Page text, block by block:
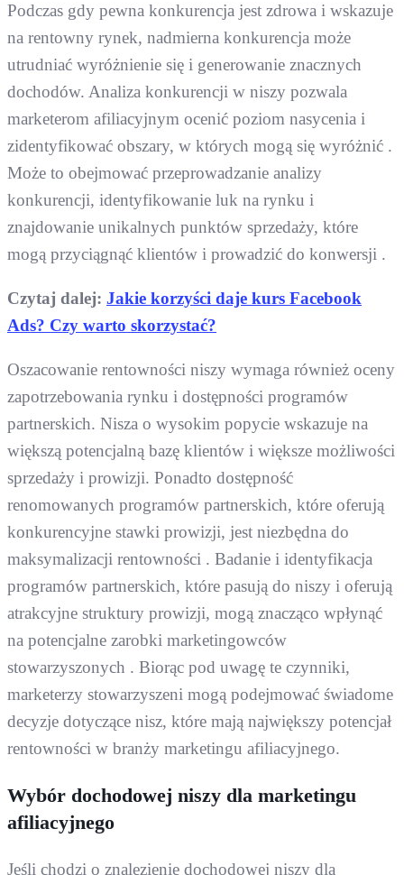
Podczas gdy pewna konkurencja jest zdrowa i wskazuje
na rentowny rynek, nadmierna konkurencja może
utrudniać wyróżnienie się i generowanie znacznych
dochodów. Analiza konkurencji w niszy pozwala
marketerom afiliacyjnym ocenić poziom nasycenia i
zidentyfikować obszary, w których mogą się wyróżnić .
Może to obejmować przeprowadzanie analizy
konkurencji, identyfikowanie luk na rynku i
znajdowanie unikalnych punktów sprzedaży, które
mogą przyciągnąć klientów i prowadzić do konwersji .
Czytaj dalej: Jakie korzyści daje kurs Facebook
Ads? Czy warto skorzystać?
Oszacowanie rentowności niszy wymaga również oceny
zapotrzebowania rynku i dostępności programów
partnerskich. Nisza o wysokim popycie wskazuje na
większą potencjalną bazę klientów i większe możliwości
sprzedaży i prowizji. Ponadto dostępność
renomowanych programów partnerskich, które oferują
konkurencyjne stawki prowizji, jest niezbędna do
maksymalizacji rentowności . Badanie i identyfikacja
programów partnerskich, które pasują do niszy i oferują
atrakcyjne struktury prowizji, mogą znacząco wpłynąć
na potencjalne zarobki marketingowców
stowarzyszonych . Biorąc pod uwagę te czynniki,
marketerzy stowarzyszeni mogą podejmować świadome
decyzje dotyczące nisz, które mają największy potencjał
rentowności w branży marketingu afiliacyjnego.
Wybór dochodowej niszy dla marketingu
afiliacyjnego
Jeśli chodzi o znalezienie dochodowej niszy dla